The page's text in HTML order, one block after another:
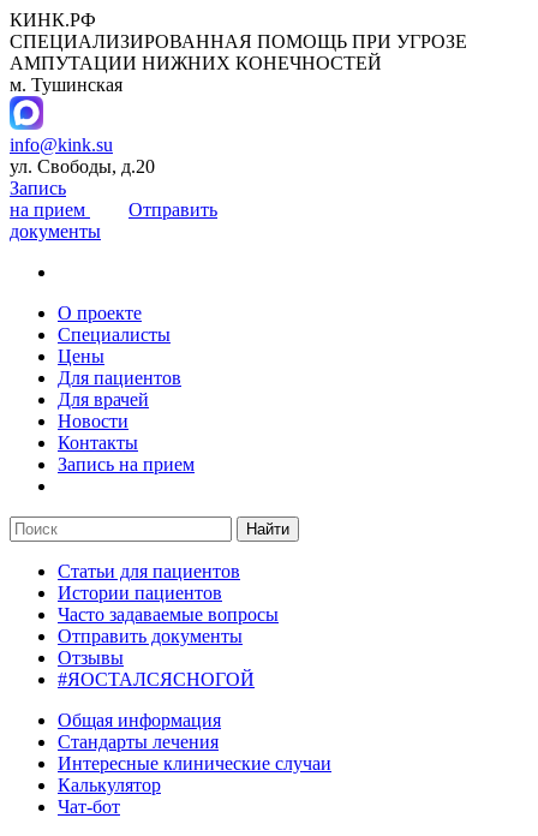
КИНК.РФ
СПЕЦИАЛИЗИРОВАННАЯ ПОМОЩЬ ПРИ УГРОЗЕ
АМПУТАЦИИ НИЖНИХ КОНЕЧНОСТЕЙ
м. Тушинская
info@kink.su
ул. Свободы, д.20
Запись
на прием
Отправить
документы
О проекте
Специалисты
Цены
Для пациентов
Для врачей
Новости
Контакты
Запись на прием
Найти
Статьи для пациентов
Истории пациентов
Часто задаваемые вопросы
Отправить документы
Отзывы
#ЯОСТАЛСЯСНОГОЙ
Общая информация
Стандарты лечения
Интересные клинические случаи
Калькулятор
Чат-бот